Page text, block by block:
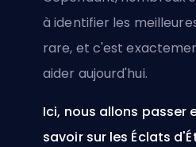
à identifier les
rare, et c'est
aider aujourd'hui.
Ici, nous allons passer
savoir sur les Éclats